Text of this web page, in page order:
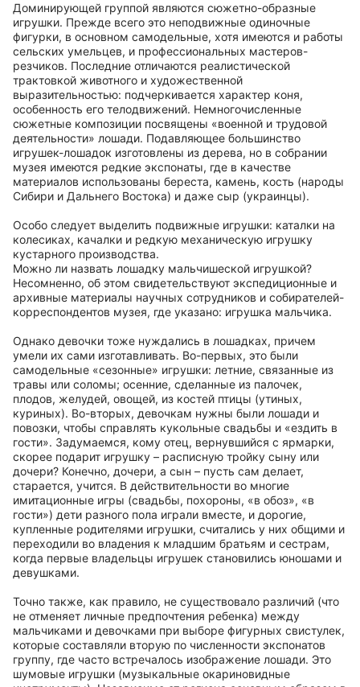
Доминирующей группой являются сюжетно-образные
игрушки. Прежде всего это неподвижные одиночные
фигурки, в основном самодельные, хотя имеются и работы
сельских умельцев, и профессиональных мастеров-
резчиков. Последние отличаются реалистической
трактовкой животного и художественной
выразительностью: подчеркивается характер коня,
особенность его телодвижений. Немногочисленные
сюжетные композиции посвящены «военной и трудовой
деятельности» лошади. Подавляющее большинство
игрушек-лошадок изготовлены из дерева, но в собрании
музея имеются редкие экспонаты, где в качестве
материалов использованы береста, камень, кость (народы
Сибири и Дальнего Востока) и даже сыр (украинцы).
Особо следует выделить подвижные игрушки: каталки на
колесиках, качалки и редкую механическую игрушку
кустарного производства.
Можно ли назвать лошадку мальчишеской игрушкой?
Несомненно, об этом свидетельствуют экспедиционные и
архивные материалы научных сотрудников и собирателей-
корреспондентов музея, где указано: игрушка мальчика.
Однако девочки тоже нуждались в лошадках, причем
умели их сами изготавливать. Во-первых, это были
самодельные «сезонные» игрушки: летние, связанные из
травы или соломы; осенние, сделанные из палочек,
плодов, желудей, овощей, из костей птицы (утиных,
куриных). Во-вторых, девочкам нужны были лошади и
повозки, чтобы справлять кукольные свадьбы и «ездить в
гости». Задумаемся, кому отец, вернувшийся с ярмарки,
скорее подарит игрушку – расписную тройку сыну или
дочери? Конечно, дочери, а сын – пусть сам делает,
старается, учится. В действительности во многие
имитационные игры (свадьбы, похороны, «в обоз», «в
гости») дети разного пола играли вместе, и дорогие,
купленные родителями игрушки, считались у них общими и
переходили во владения к младшим братьям и сестрам,
когда первые владельцы игрушек становились юношами и
девушками.
Точно также, как правило, не существовало различий (что
не отменяет личные предпочтения ребенка) между
мальчиками и девочками при выборе фигурных свистулек,
которые составляли вторую по численности экспонатов
группу, где часто встречалось изображение лошади. Это
шумовые игрушки (музыкальные окариновидные